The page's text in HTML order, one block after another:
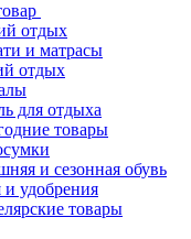
отдых
и матрасы
отдых
для отдыха
товары
и сезонная обувь
и удобрения
товары